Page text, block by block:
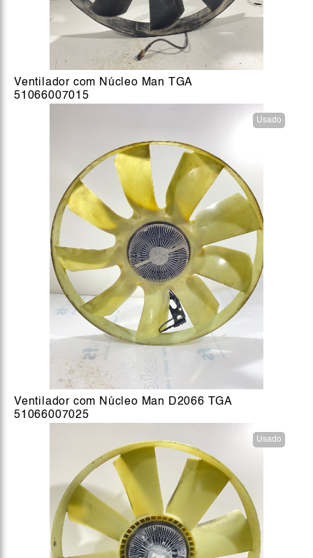
Ventilador com Núcleo Man TGA
51066007015
Usado
Ventilador com Núcleo Man D2066 TGA
51066007025
Usado